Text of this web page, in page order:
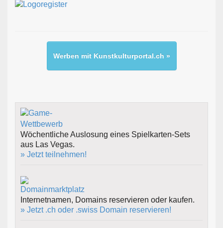
Werben mit Kunstkulturportal.ch »
Wöchentliche Auslosung eines Spielkarten-Sets
aus Las Vegas.
» Jetzt teilnehmen!
Internetnamen, Domains reservieren oder kaufen.
» Jetzt .ch oder .swiss Domain reservieren!